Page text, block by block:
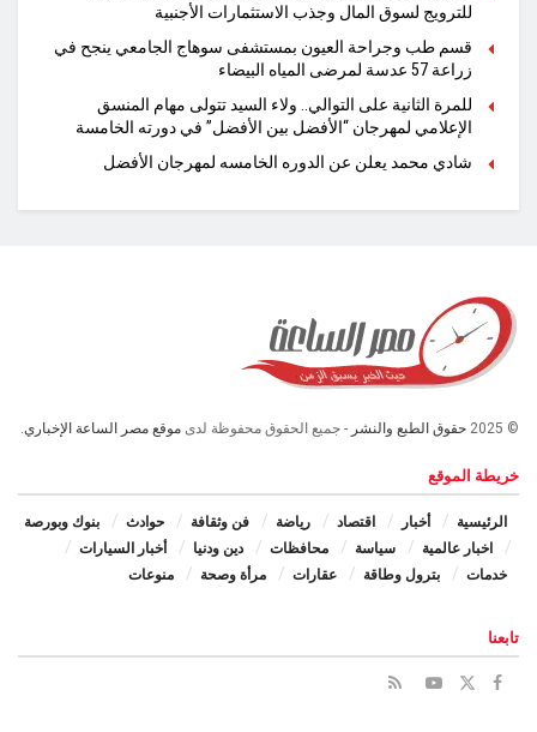
للترويج لسوق المال وجذب الاستثمارات الأجنبية
قسم طب وجراحة العيون بمستشفى سوهاج الجامعي ينجح في
زراعة 57 عدسة لمرضى المياه البيضاء
للمرة الثانية على التوالي.. ولاء السيد تتولى مهام المنسق
الإعلامي لمهرجان “الأفضل بين الأفضل” في دورته الخامسة
شادي محمد يعلن عن الدوره الخامسه لمهرجان الأفضل
© 2025 حقوق الطبع والنشر - جميع الحقوق محفوظة لدى موقع مصر الساعة الإخباري.
خريطة الموقع
الرئيسية أخبار اقتصاد رياضة فن وثقافة حوادث
بنوك وبورصة
اخبار عالمية
سياسة محافظات دين ودنيا
أخبار السيارات
خدمات
بترول وطاقة عقارات مرأة وصحة منوعات
تابعنا